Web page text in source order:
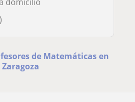
de Matemáticas en
Zaragoza